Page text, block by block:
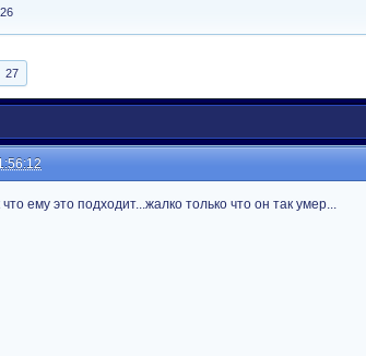
27
что ему это подходит...жалко только что он так умер...